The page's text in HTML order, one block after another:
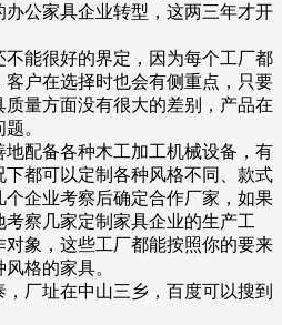
公家具企业转型，这两三年才开
能很好的界定，因为每个工厂都
户在选择时也会有侧重点，只要
量方面没有很大的差别，产品在
。
配备各种木工加工机械设备，有
都可以定制各种风格不同、款式
企业考察后确定合作厂家，如果
察几家定制家具企业的生产工
象，这些工厂都能按照你的要来
格的家具。
厂址在中山三乡，百度可以搜到